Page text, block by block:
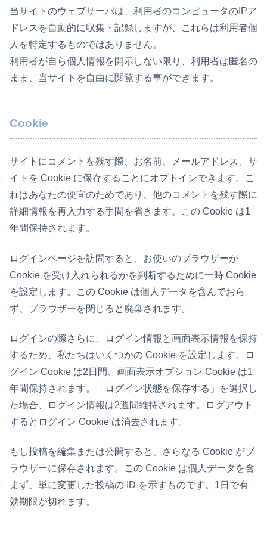
当サイトのウェブサーバは、利用者のコンピュータのIPア
ドレスを自動的に収集・記録しますが、これらは利用者個
人を特定するものではありません。
利用者が自ら個人情報を開示しない限り、利用者は匿名の
まま、当サイトを自由に閲覧する事ができます。
Cookie
サイトにコメントを残す際、お名前、メールアドレス、サ
イトを Cookie に保存することにオプトインできます。こ
れはあなたの便宜のためであり、他のコメントを残す際に
詳細情報を再入力する手間を省きます。この Cookie は1
年間保持されます。
ログインページを訪問すると、お使いのブラウザーが
Cookie を受け入れられるかを判断するために一時 Cookie
を設定します。この Cookie は個人データを含んでおら
ず、ブラウザーを閉じると廃棄されます。
ログインの際さらに、ログイン情報と画面表示情報を保持
するため、私たちはいくつかの Cookie を設定します。ロ
グイン Cookie は2日間、画面表示オプション Cookie は1
年間保持されます。「ログイン状態を保存する」を選択し
た場合、ログイン情報は2週間維持されます。ログアウト
するとログイン Cookie は消去されます。
もし投稿を編集または公開すると、さらなる Cookie がブ
ラウザーに保存されます。この Cookie は個人データを含
まず、単に変更した投稿の ID を示すものです。1日で有
効期限が切れます。